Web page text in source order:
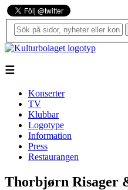
☰
Konserter
TV
Klubbar
Logotype
Information
Press
Restaurangen
Thorbjørn Risager